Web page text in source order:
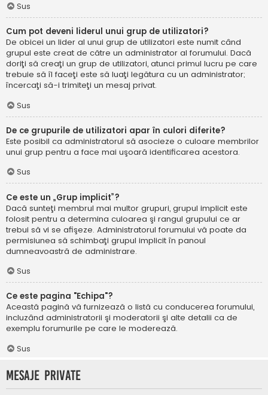
Sus
Cum pot deveni liderul unui grup de utilizatori?
De obicei un lider al unui grup de utilizatori este numit când
grupul este creat de către un administrator al forumului. Dacă
doriţi să creaţi un grup de utilizatori, atunci primul lucru pe care
trebuie să îl faceţi este să luaţi legătura cu un administrator;
încercaţi să-i trimiteţi un mesaj privat.
Sus
De ce grupurile de utilizatori apar în culori diferite?
Este posibil ca administratorul să asocieze o culoare membrilor
unui grup pentru a face mai uşoară identificarea acestora.
Sus
Ce este un „Grup implicit”?
Dacă sunteţi membrul mai multor grupuri, grupul implicit este
folosit pentru a determina culoarea şi rangul grupului ce ar
trebui să vi se afişeze. Administratorul forumului vă poate da
permisiunea să schimbaţi grupul implicit în panoul
dumneavoastră de administrare.
Sus
Ce este pagina "Echipa"?
Această pagină vă furnizează o listă cu conducerea forumului,
incluzând administratorii şi moderatorii şi alte detalii ca de
exemplu forumurile pe care le moderează.
Sus
Mesaje private